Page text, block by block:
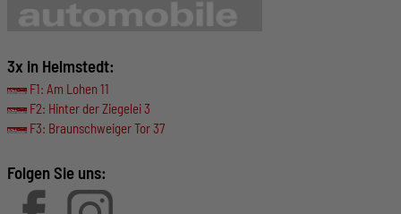
3x in Helmstedt:
F1: Am Lohen 11
F2: Hinter der Ziegelei 3
F3: Braunschweiger Tor 37
Folgen Sie uns: